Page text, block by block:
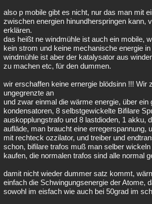
also p mobile gibt es nicht, nur das man mit
zwischen energien hinundherspringen kann,
erklären.
das heißt ne windmühle ist auch ein mobile,
kein strom und keine mechanische energie
windmühle ist aber der katalysator aus
zu machen etc, für den dummen.
wir erschaffen keine ernergie blödsinn !!! Wir
ungegrenzte an
und zwar einmal die wärme energie, über ein
kondensatoren, 8 selbstgewickelte Bifilare
auskopplungstrafo und 8 lastdioden, 1 akku,
aufläde, man braucht eine erregerspannung,
mit rechteck ozzilator, und treiber und
schon, bifilare trafos muß man selber
kaufen, die normalen trafos sind alle normal
damit nicht wieder dummer satz kommt,
einfach die Schwingungsenergie der Atome,
sowohl im eisfach wie auch bei 50grad im